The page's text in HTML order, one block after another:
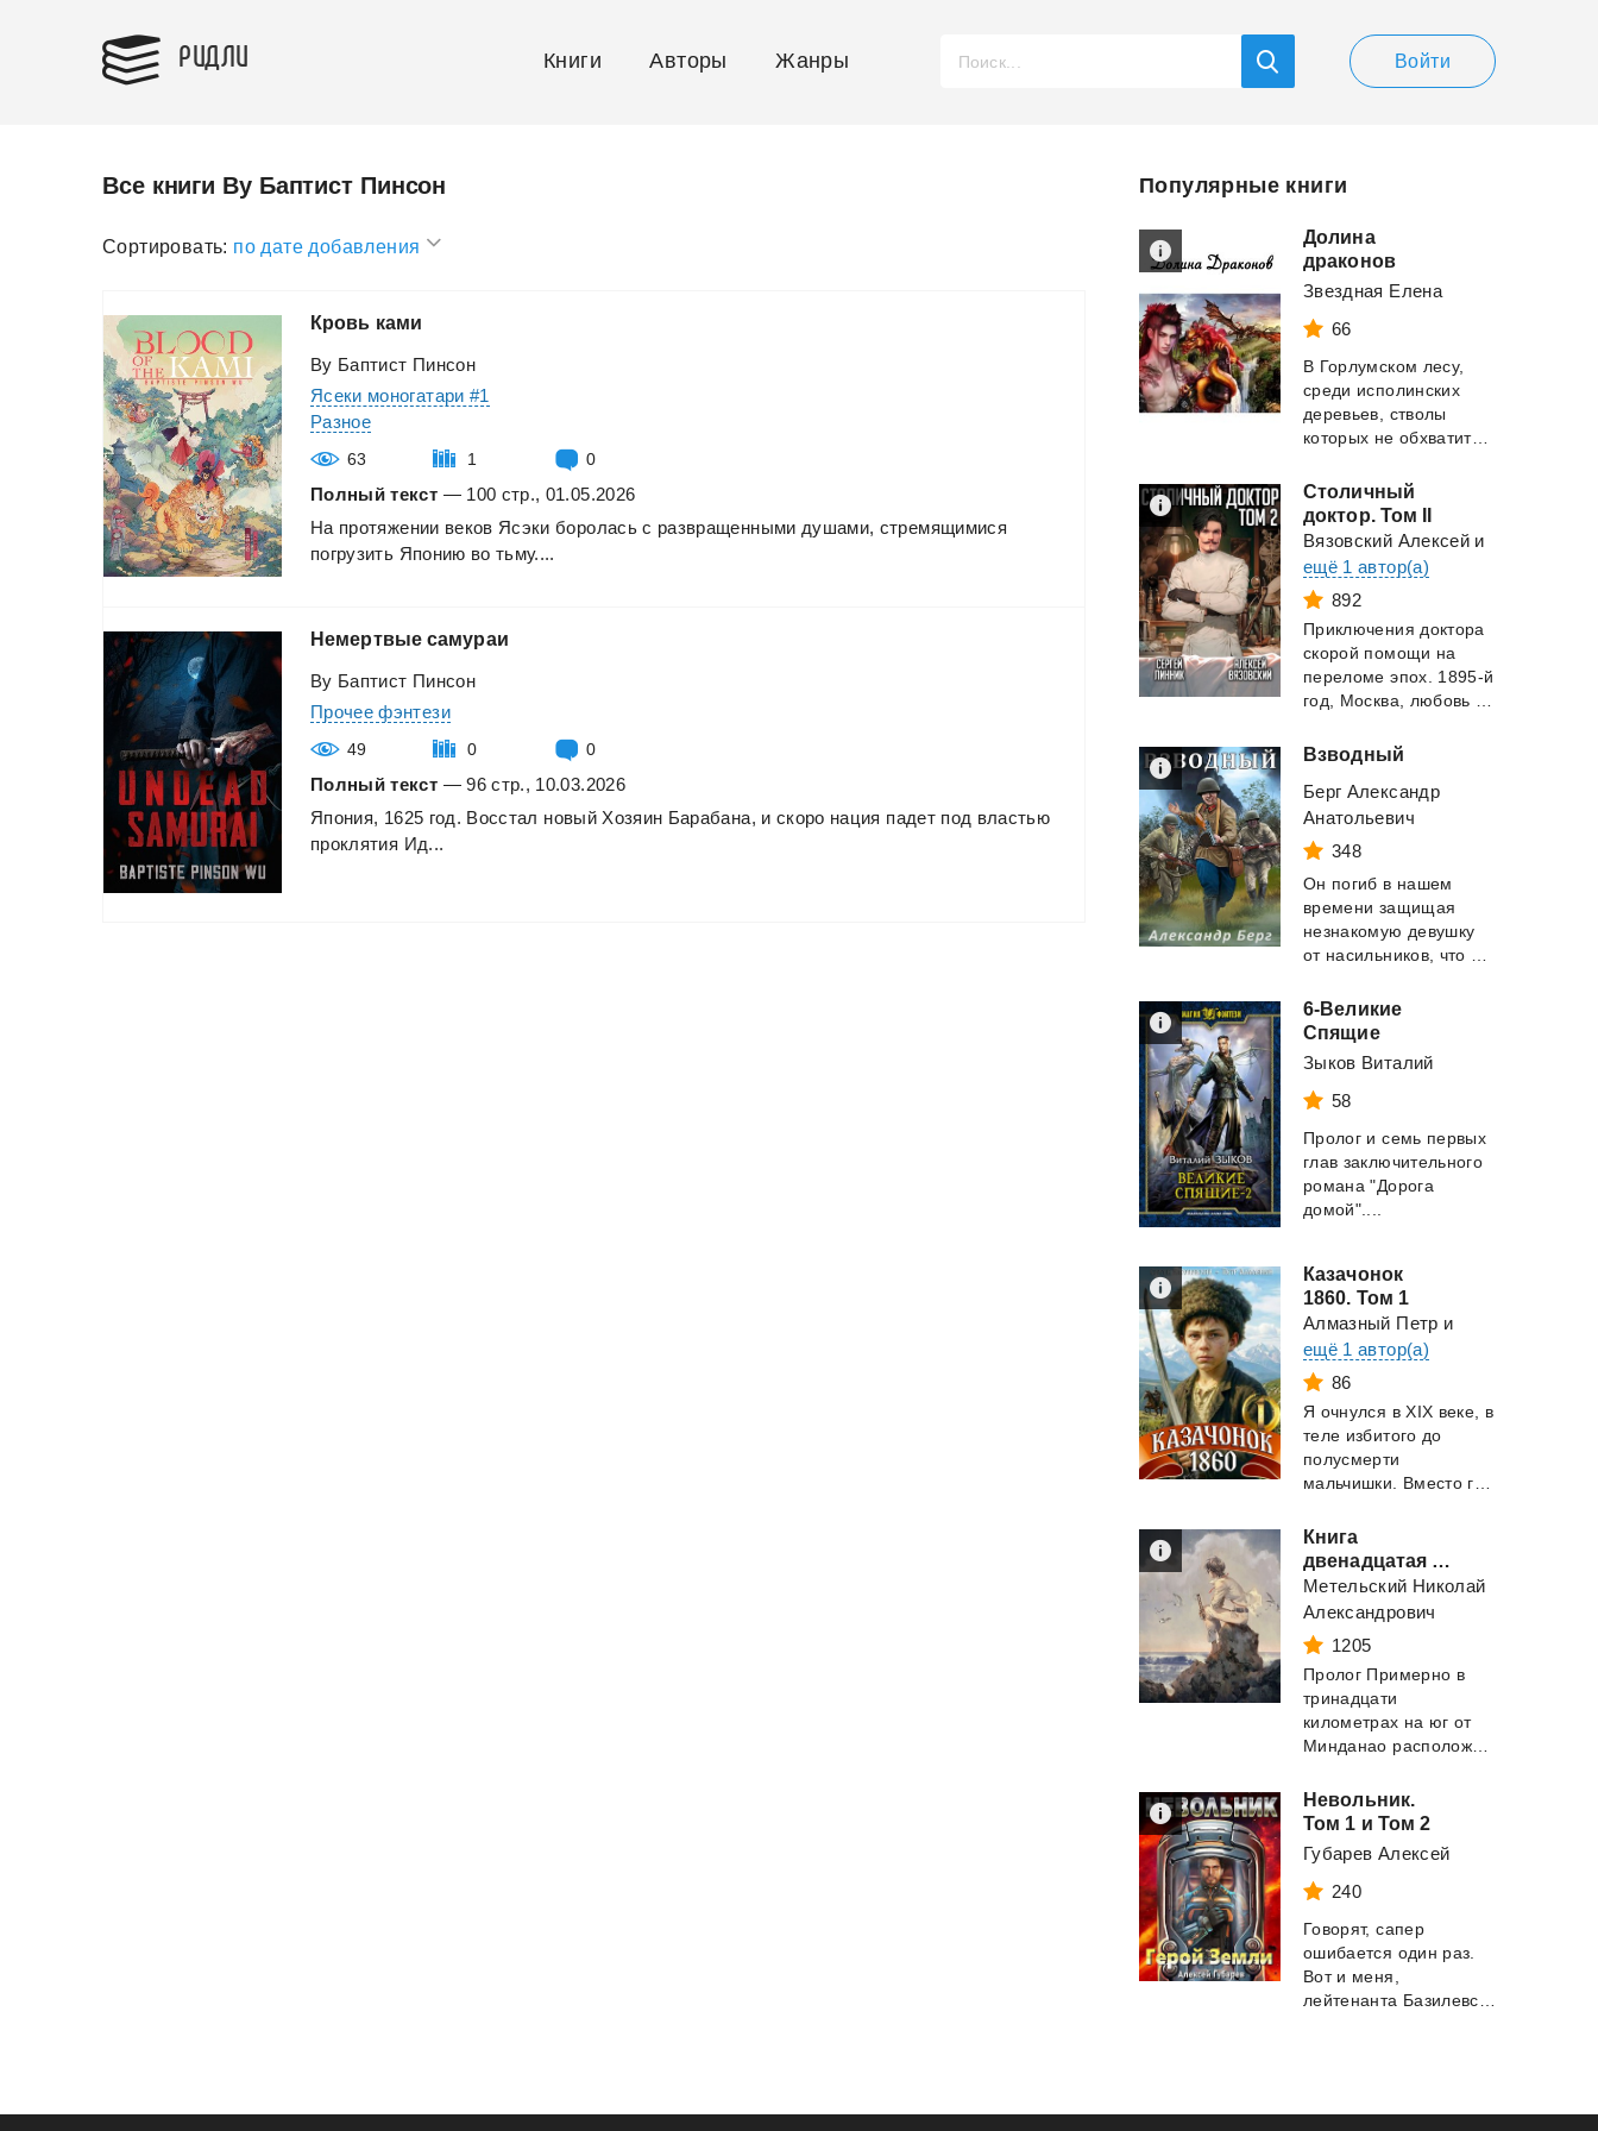
РИДЛИ Книги Авторы Жанры Войти
Все книги Ву Баптист Пинсон
Сортировать: по дате добавления
Кровь ками
Ву Баптист Пинсон
Ясеки моногатари #1
Разное
63 1 0
Полный текст — 100 стр., 01.05.2026
На протяжении веков Ясэки боролась с развращенными душами, стремящимися
погрузить Японию во тьму....
Немертвые самураи
Ву Баптист Пинсон
Прочее фэнтези
49 0 0
Полный текст — 96 стр., 10.03.2026
Япония, 1625 год. Восстал новый Хозяин Барабана, и скоро нация падет под властью
проклятия Ид...
Популярные книги
Долина
драконов
Звездная Елена
66
В Горлумском лесу,
среди исполинских
деревьев, стволы
которых не обхватить и вчетвером, по единств...
Столичный
доктор. Том II
Вязовский Алексейи
ещё 1 автор(а)
892
Приключения доктора
скорой помощи на
переломе эпох. 1895-й
Взводный
Берг Александр
Анатольевич
348
Он погиб в нашем
времени защищая
незнакомую девушку
6-Великие
Спящие
Зыков Виталий
58
Пролог и семь первых
глав заключительного
романа "Дорога
домой"....
Казачонок
1860. Том 1
Алмазный Петр и
ещё 1 автор(а)
86
Я очнулся в XIX веке, в
теле избитого до
полусмерти
Книга
двенадцатая - Убивая маску
Метельский Николай
Александрович
1205
Пролог Примерно в
тринадцати
километрах на юг от
Минданао расположена группа островов Сарангани, с...
Невольник.
Том 1 и Том 2
Губарев Алексей
240
Говорят, сапер
ошибается один раз.
Вот и меня,